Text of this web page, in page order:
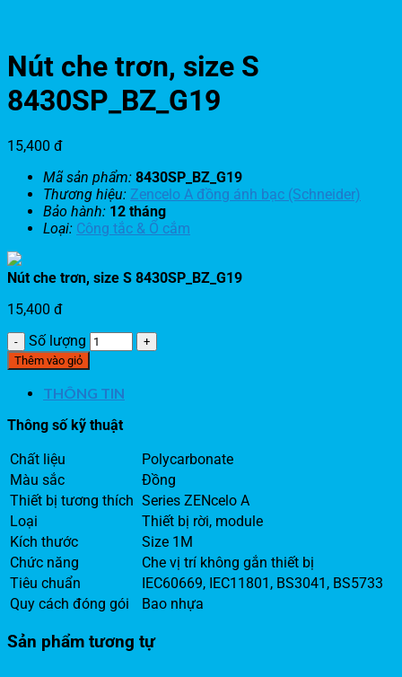
Nút che trơn, size S
8430SP_BZ_G19
15,400 đ
Mã sản phẩm: 8430SP_BZ_G19
Thương hiệu: Zencelo A đồng ánh bạc (Schneider)
Bảo hành: 12 tháng
Loại: Công tắc & Ổ cắm
Nút che trơn, size S 8430SP_BZ_G19
15,400 đ
Số lượng
Thêm vào giỏ
THÔNG TIN
Thông số kỹ thuật
Chất liệu
Polycarbonate
Màu sắc
Đồng
Thiết bị tương thích Series ZENcelo A
Loại
Thiết bị rời, module
Kích thước
Size 1M
Chức năng
Che vị trí không gắn thiết bị
Tiêu chuẩn
IEC60669, IEC11801, BS3041, BS5733
Quy cách đóng gói
Bao nhựa
Sản phẩm tương tự